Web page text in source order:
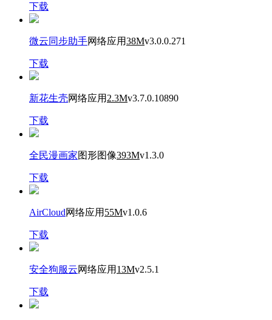
下载
微云同步助手网络应用38Mv3.0.0.271
下载
新花生壳网络应用 2.3Mv3.7.0.10890
下载
全民漫画家图形图像393Mv1.3.0
下载
AirCloud网络应用 55Mv1.0.6
下载
安全狗服云网络应用 13Mv2.5.1
下载